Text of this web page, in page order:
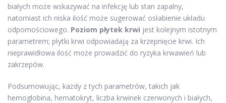
białych może wskazywać na infekcję lub stan zapalny,
natomiast ich niska ilość może sugerować osłabienie układu
odpornościowego. Poziom płytek krwi jest kolejnym istotnym
parametrem; płytki krwi odpowiadają za krzepnięcie krwi. Ich
nieprawidłowa ilość może prowadzić do ryzyka krwawień lub
zakrzepów.
Podsumowując, każdy z tych parametrów, takich jak
hemoglobina, hematokryt, liczba krwinek czerwonych i białych,